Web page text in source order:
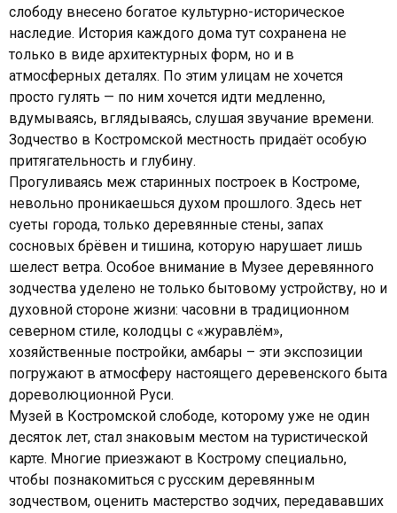
слободу внесено богатое культурно-историческое
наследие. История каждого дома тут сохранена не
только в виде архитектурных форм, но и в
атмосферных деталях. По этим улицам не хочется
просто гулять — по ним хочется идти медленно,
вдумываясь, вглядываясь, слушая звучание времени.
Зодчество в Костромской местность придаёт особую
притягательность и глубину.
Прогуливаясь меж старинных построек в Костроме,
невольно проникаешься духом прошлого. Здесь нет
суеты города, только деревянные стены, запах
сосновых брёвен и тишина, которую нарушает лишь
шелест ветра. Особое внимание в Музее деревянного
зодчества уделено не только бытовому устройству, но и
духовной стороне жизни: часовни в традиционном
северном стиле, колодцы с «журавлём»,
хозяйственные постройки, амбары – эти экспозиции
погружают в атмосферу настоящего деревенского быта
дореволюционной Руси.
Музей в Костромской слободе, которому уже не один
десяток лет, стал знаковым местом на туристической
карте. Многие приезжают в Кострому специально,
чтобы познакомиться с русским деревянным
зодчеством, оценить мастерство зодчих, передававших